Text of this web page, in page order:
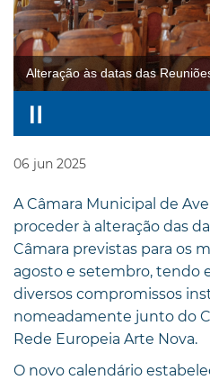
Alteração às datas das
06 jun 2025
A Câmara Municipal de
proceder à alteração das
Câmara previstas para os
agosto e setembro, tendo
diversos compromissos
nomeadamente junto do
Rede Europeia Arte Nova.
O novo calendário